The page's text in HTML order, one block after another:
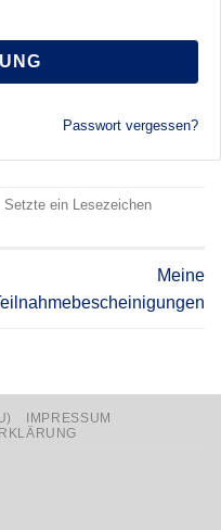
Passwort vergessen?
ein Lesezeichen
Meine
IMPRESSUM